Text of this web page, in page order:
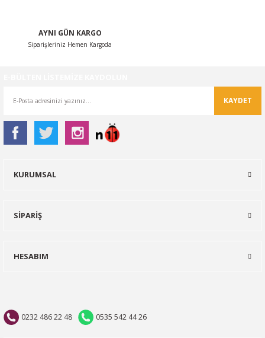
AYNI GÜN KARGO
Siparişleriniz Hemen Kargoda
KAYDET
0232 486 22 48 0535 542 44 26
KURUMSAL
SİPARİŞ
HESABIM